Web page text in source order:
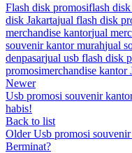
Flash disk promosiflash
disk Jakartajual flash disk
merchandise kantorjual
souvenir kantor murahjual
denpasarjual usb flash disk
promosimerchandise kantor
Newer
Usb promosi souvenir
habis!
Back to list
Older Usb promosi
Berminat?